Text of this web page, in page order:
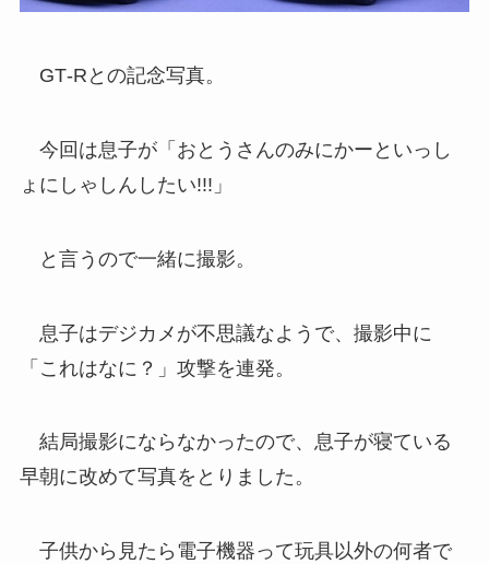
GT‐Rとの記念写真。
今回は息子が「おとうさんのみにかーといっし
ょにしゃしんしたい!!!」
と言うので一緒に撮影。
息子はデジカメが不思議なようで、撮影中に
「これはなに？」攻撃を連発。
結局撮影にならなかったので、息子が寝ている
早朝に改めて写真をとりました。
子供から見たら電子機器って玩具以外の何者で